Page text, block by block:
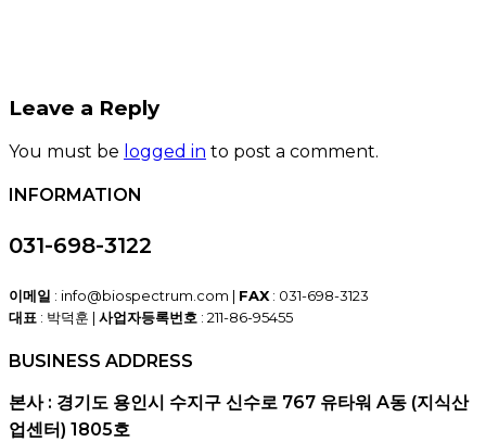
Leave a Reply
You must be logged in to post a comment.
INFORMATION
031-698-3122
이메일 : info@biospectrum.com | FAX : 031-698-3123
대표 : 박덕훈 | 사업자등록번호 : 211-86-95455
BUSINESS ADDRESS
본사 : 경기도 용인시 수지구 신수로 767 유타워 A동 (지식산
업센터) 1805호